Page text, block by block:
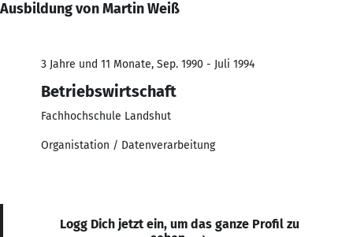
Ausbildung von Martin Weiß
3 Jahre und 11 Monate, Sep. 1990 - Juli 1994
Betriebswirtschaft
Fachhochschule Landshut
Organistation / Datenverarbeitung
Logg Dich jetzt ein, um das ganze Profil zu